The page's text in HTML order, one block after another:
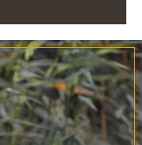
do
13,00 €